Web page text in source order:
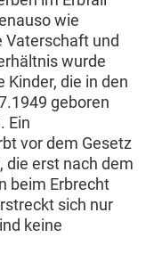
wie
Vaterschaft und
wurde
die in den
geboren
Ein
vor dem Gesetz
die erst nach dem
beim Erbrecht
sich nur
keine